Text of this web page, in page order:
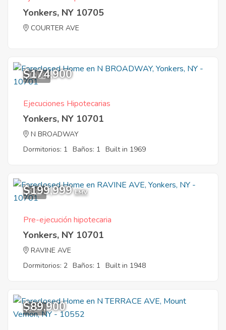
Yonkers, NY 10705
COURTER AVE
10
$174,900
Ejecuciones Hipotecarias
Yonkers, NY 10701
N BROADWAY
Dormitorios: 1 Baños: 1 Built in 1969
6
$199,999 EMV
Pre-ejecución hipotecaria
Yonkers, NY 10701
RAVINE AVE
Dormitorios: 2 Baños: 1 Built in 1948
1
$89,900